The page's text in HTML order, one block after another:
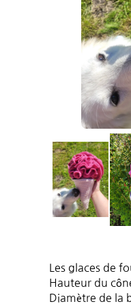
Les glaces de
Hauteur du
Diamètre de la